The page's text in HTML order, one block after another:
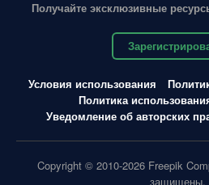
Получайте эксклюзивные
Условия использования
Политика
Уведомление об авторских
Copyright © 2010-2026 Freepik
защищены.